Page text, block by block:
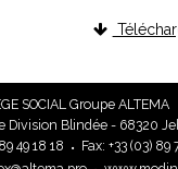
SOCIAL Groupe ALTEMA
Division Blindée - 68320
98 3(0)33+ • Fax: 19 86 17 98